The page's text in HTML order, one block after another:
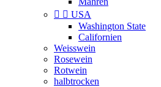
  USA
Washington State
Californien
Weisswein
Rosewein
Rotwein
halbtrocken